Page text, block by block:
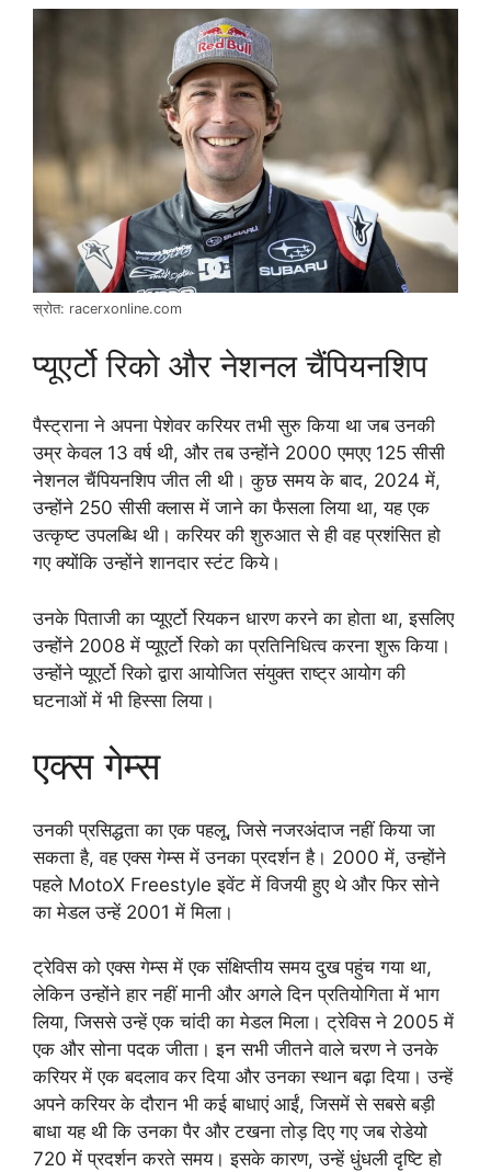
स्रोत: racerxonline.com
प्यूएर्टो रिको और नेशनल चैंपियनशिप
पैस्ट्राना ने अपना पेशेवर करियर तभी सुरु किया था जब उनकी
उम्र केवल 13 वर्ष थी, और तब उन्होंने 2000 एमएए 125 सीसी
नेशनल चैंपियनशिप जीत ली थी। कुछ समय के बाद, 2024 में,
उन्होंने 250 सीसी क्लास में जाने का फैसला लिया था, यह एक
उत्कृष्ट उपलब्धि थी। करियर की शुरुआत से ही वह प्रशंसित हो
गए क्योंकि उन्होंने शानदार स्टंट किये।
उनके पिताजी का प्यूएर्टो रियकन धारण करने का होता था, इसलिए
उन्होंने 2008 में प्यूएर्टो रिको का प्रतिनिधित्व करना शुरू किया।
उन्होंने प्यूएर्टो रिको द्वारा आयोजित संयुक्त राष्ट्र आयोग की
घटनाओं में भी हिस्सा लिया।
एक्स गेम्स
उनकी प्रसिद्धता का एक पहलू, जिसे नजरअंदाज नहीं किया जा
सकता है, वह एक्स गेम्स में उनका प्रदर्शन है। 2000 में, उन्होंने
पहले MotoX Freestyle इवेंट में विजयी हुए थे और फिर सोने
का मेडल उन्हें 2001 में मिला।
ट्रेविस को एक्स गेम्स में एक संक्षिप्तीय समय दुख पहुंच गया था,
लेकिन उन्होंने हार नहीं मानी और अगले दिन प्रतियोगिता में भाग
लिया, जिससे उन्हें एक चांदी का मेडल मिला। ट्रेविस ने 2005 में
एक और सोना पदक जीता। इन सभी जीतने वाले चरण ने उनके
करियर में एक बदलाव कर दिया और उनका स्थान बढ़ा दिया। उन्हें
अपने करियर के दौरान भी कई बाधाएं आईं, जिसमें से सबसे बड़ी
बाधा यह थी कि उनका पैर और टखना तोड़ दिए गए जब रोडेयो
720 में प्रदर्शन करते समय। इसके कारण, उन्हें धुंधली दृष्टि हो